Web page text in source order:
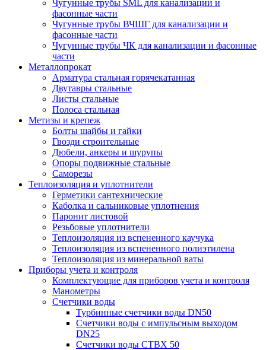
Чугунные трубы SML для канализации и
фасонные части
Чугунные трубы ВЧШГ для канализации и
фасонные части
Чугунные трубы ЧК для канализации и фасонные
части
Металлопрокат
Арматура стальная горячекатанная
Двутавры стальные
Листы стальные
Полоса стальная
Метизы и крепеж
Болты шайбы и гайки
Гвозди строительные
Дюбели, анкеры и шурупы
Опоры подвижные стальные
Саморезы
Теплоизоляция и уплотнители
Герметики сантехнические
Каболка и сальниковые уплотнения
Паронит листовой
Резьбовые уплотнители
Теплоизоляция из вспененного каучука
Теплоизоляция из вспененного полиэтилена
Теплоизоляция из минеральной ваты
Приборы учета и контроля
Комплектующие для приборов учета и контроля
Манометры
Счетчики воды
Турбинные счетчики воды DN50
Счетчики воды с импульсным выходом
DN25
Счетчики воды СТВХ 50